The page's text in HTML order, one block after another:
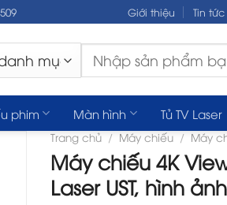
Giới thiệu Tin tức
Tìm
kiếm:
phim Màn hình Tủ TV Laser
Trang chủ / Máy chiếu / Máy
Máy chiếu 4K
Laser UST, hình